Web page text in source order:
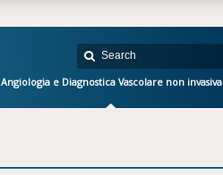
Angiologia e Diagnostica Vascolare non invasiva